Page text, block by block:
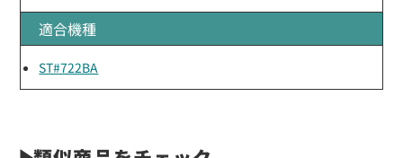
適合機種
ST#722BA